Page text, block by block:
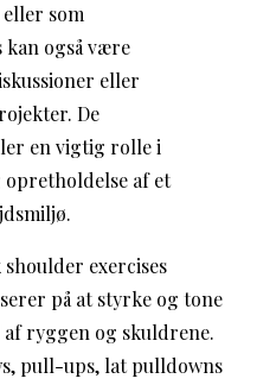
som
kan også være
eller
De
en vigtig rolle i
af et
exercises
på at styrke og tone
ryggen og skuldrene.
pull-ups, lat pulldowns